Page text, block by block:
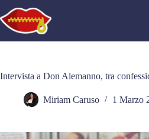
al
contenuto
Intervista a Don Alemanno, tra
Miriam Caruso 1 Marzo